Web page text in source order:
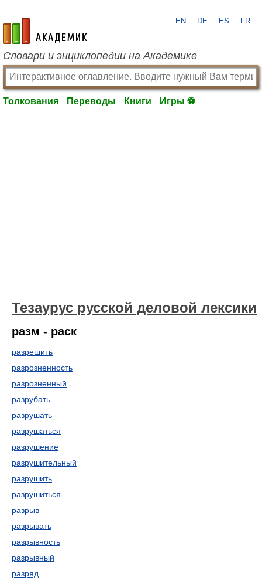
academic.ru
EN DE ES FR
Словари и энциклопедии на Академике
Толкования Переводы Книги Игры ⚽
Тезаурус русской деловой лексики
разм - раск
разрешить
разрозненность
разрозненный
разрубать
разрушать
разрушаться
разрушение
разрушительный
разрушить
разрушиться
разрыв
разрывать
разрывность
разрывный
разряд